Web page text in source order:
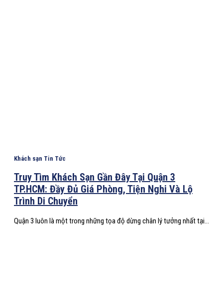
Khách sạn Tin Tức
Truy Tìm Khách Sạn Gần Đây Tại Quận 3
TP.HCM: Đầy Đủ Giá Phòng, Tiện Nghi Và Lộ
Trình Di Chuyển
Quận 3 luôn là một trong những tọa độ dừng chân lý tưởng nhất tại...